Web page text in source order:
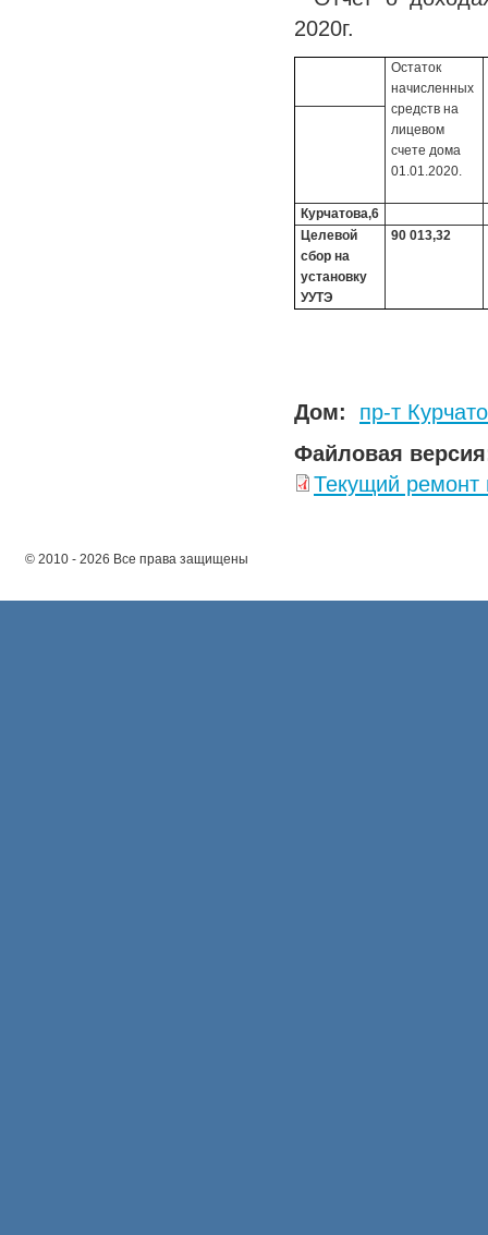
2020г.
Остаток
начисленных
средств на
лицевом
счете дома
01.01.2020.
Курчатова,6
Целевой
сбор на
установку
УУТЭ
90 013,32
Дом:
пр-т
Файловая
Текущий ремонт
© 2010 - 2026 Все права защищены